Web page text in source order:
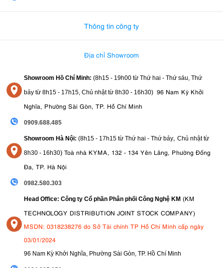
Thông tin công ty
Địa chỉ Showroom
Showroom Hồ Chí Minh: (8h15 - 19h00 từ Thứ hai - Thứ sáu, Thứ
bảy từ 8h15 - 17h15, Chủ nhật từ 8h30 - 16h30) 96 Nam Kỳ Khởi
Nghĩa, Phường Sài Gòn, TP. Hồ Chí Minh
0909.688.485
Showroom Hà Nội: (8h15 - 17h15 từ Thứ hai - Thứ bảy, Chủ nhật từ
8h30 - 16h30) Toà nhà KYMA, 132 - 134 Yên Lãng, Phường Đống
Đa, TP. Hà Nội
0982.580.303
Head Office: Công ty Cổ phần Phân phối Công Nghệ KM (KM
TECHNOLOGY DISTRIBUTION JOINT STOCK COMPANY)
MSDN: 0318238276 do Sở Tài chính TP Hồ Chí Minh cấp ngày
03/01/2024
96 Nam Kỳ Khởi Nghĩa, Phường Sài Gòn, TP. Hồ Chí Minh